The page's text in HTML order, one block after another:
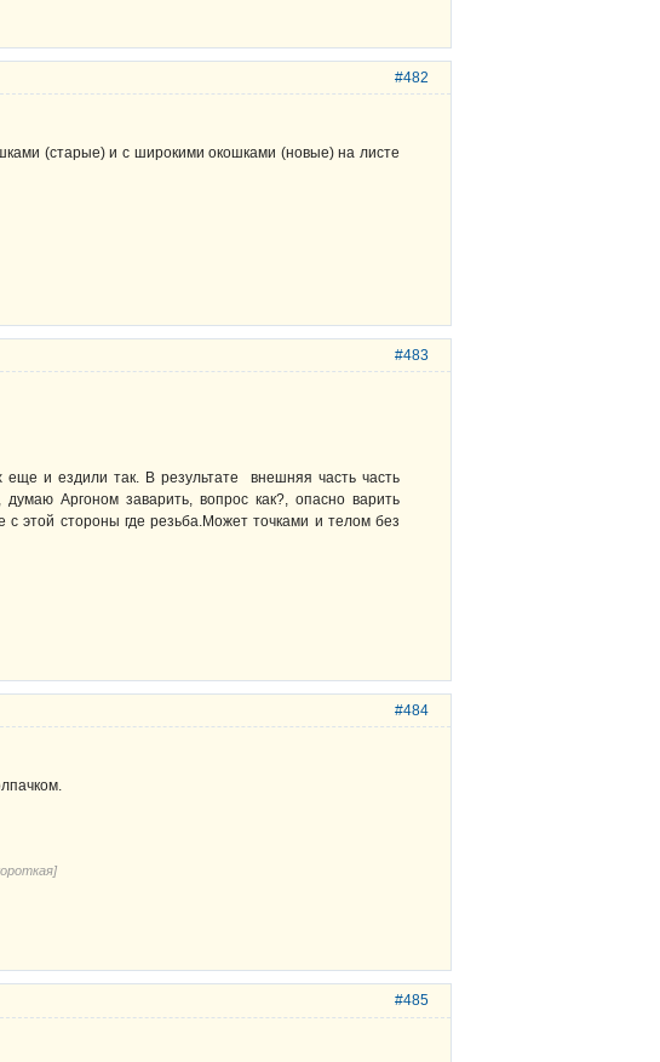
#482
(старые) и с широкими окошками (новые) на листе
#483
еще и ездили так. В результате внешняя часть часть
Аргоном заварить, вопрос как?, опасно варить
этой cтороны где резьба.Может точками и телом без
#484
#485